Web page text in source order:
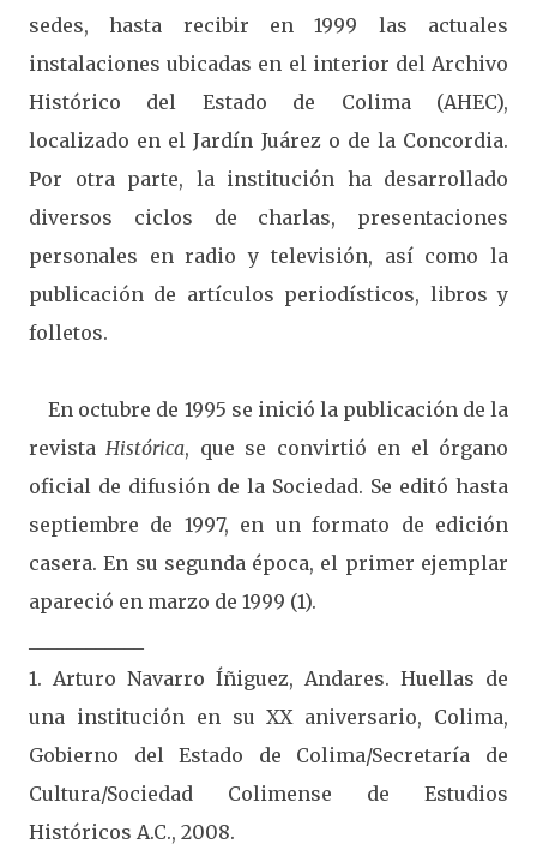
sedes, hasta recibir en 1999 las actuales
instalaciones ubicadas en el interior del Archivo
Histórico del Estado de Colima (AHEC),
localizado en el Jardín Juárez o de la Concordia.
Por otra parte, la institución ha desarrollado
diversos ciclos de charlas, presentaciones
personales en radio y televisión, así como la
publicación de artículos periodísticos, libros y
folletos.
En octubre de 1995 se inició la publicación de la
revistaHistórica, que se convirtió en el órgano
oficial de difusión de la Sociedad. Se editó hasta
septiembre de 1997, en un formato de edición
casera. En su segunda época, el primer ejemplar
apareció en marzo de 1999 (1).
1. Arturo Navarro Íñiguez, Andares. Huellas de
una institución en su XX aniversario, Colima,
Gobierno del Estado de Colima/Secretaría de
Cultura/Sociedad Colimense de Estudios
Históricos A.C., 2008.